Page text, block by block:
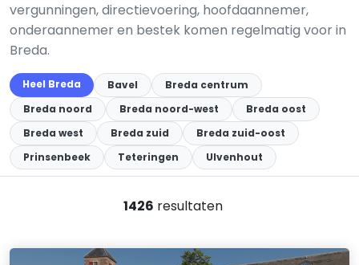
vergunningen, directievoering, hoofdaannemer,
onderaannemer en bestek komen regelmatig voor in
Breda.
Heel Breda Bavel
Breda centrum
Breda noord
Breda noord-west
Breda oost
Breda west
Breda zuid
Breda zuid-oost
Prinsenbeek
Teteringen Ulvenhout
1426 resultaten